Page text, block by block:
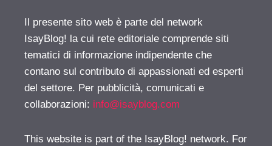
Il presente sito web è parte del network
IsayBlog! la cui rete editoriale comprende siti
tematici di informazione indipendente che
contano sul contributo di appassionati ed esperti
del settore. Per pubblicità, comunicati e
collaborazioni: info@isayblog.com
This website is part of the IsayBlog! network. For